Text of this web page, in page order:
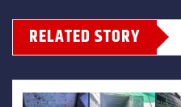
RELATED STORY